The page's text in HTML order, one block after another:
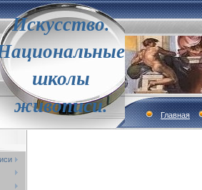
Искусство.
школы
живописи.
Главная